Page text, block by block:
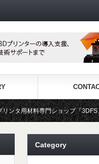
ップ『3DFS』では、世界中か
Category